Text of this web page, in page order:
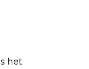
het